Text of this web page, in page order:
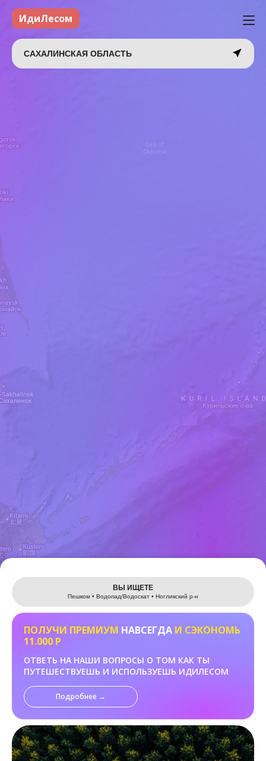
Leaflet
ИдиЛесом
САХАЛИНСКАЯ ОБЛАСТЬ
ВЫ ИЩЕТЕ
Пешком • Водопад/Водоскат • Ногликский р-н
ПОЛУЧИ ПРЕМИУМ НАВСЕГДА И СЭКОНОМЬ
11.000 Р
ОТВЕТЬ НА НАШИ ВОПРОСЫ О ТОМ КАК ТЫ
ПУТЕШЕСТВУЕШЬ И ИСПОЛЬЗУЕШЬ ИДИЛЕСОМ
Подробнее →